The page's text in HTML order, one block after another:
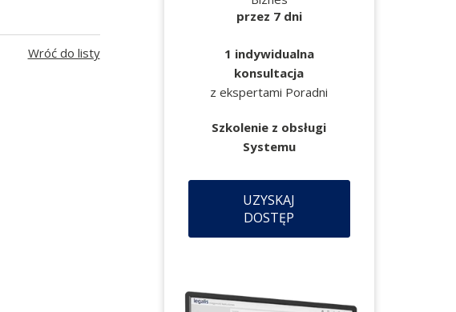
Wróć do listy
przez 7 dni
1 indywidualna
konsultacja
z ekspertami Poradni
Szkolenie z obsługi
Systemu
UZYSKAJ
DOSTĘP